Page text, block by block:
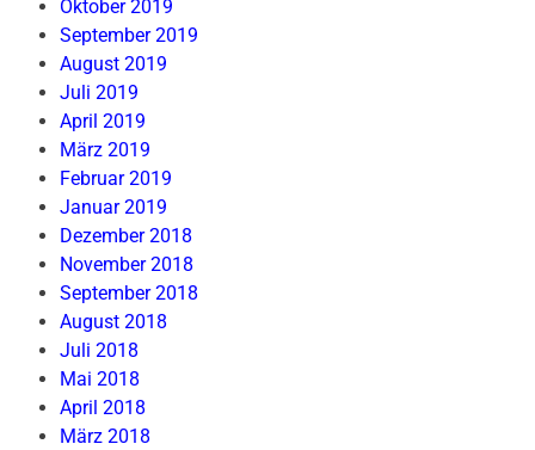
Oktober 2019
September 2019
August 2019
Juli 2019
April 2019
März 2019
Februar 2019
Januar 2019
Dezember 2018
November 2018
September 2018
August 2018
Juli 2018
Mai 2018
April 2018
März 2018